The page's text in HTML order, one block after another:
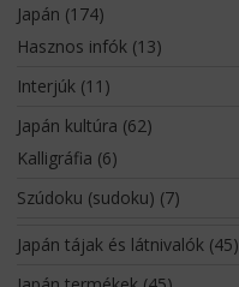
Japán (174)
Hasznos infók(13)
Interjúk(11)
Japán kultúra (62)
Kalligráfia (6)
Szúdoku (sudoku) (7)
Japán tájak és látnivalók(45)